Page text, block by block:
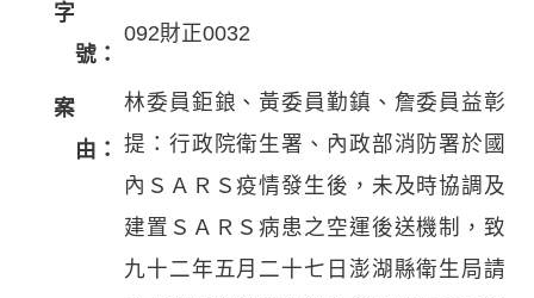
字
號：
092財正0032
案
由：
林委員鉅鋃、黃委員勤鎮、詹委員益彰
提：行政院衛生署、內政部消防署於國
內ＳＡＲＳ疫情發生後，未及時協調及
建置ＳＡＲＳ病患之空運後送機制，致
九十二年五月二十七日澎湖縣衛生局請